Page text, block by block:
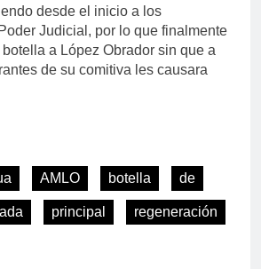
desde el inicio a los
Judicial, por lo que finalmente
a López Obrador sin que a
de su comitiva les causara
AMLO botella de
principal regeneración